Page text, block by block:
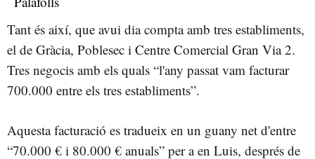
Tant és així, que avui dia compta amb tres establiments,
el de Gràcia, Poblesec i Centre Comercial Gran Via 2.
Tres negocis amb els quals “l'any passat vam facturar
700.000 entre els tres establiments”.
Aquesta facturació es tradueix en un guany net d'entre
“70.000 € i 80.000 € anuals” per a en Luis, després de